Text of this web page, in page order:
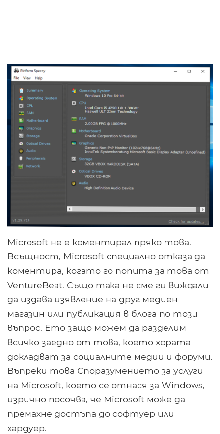
Microsoft не е коментирал пряко това.
Всъщност, Microsoft специално отказа да
коментира, когато го попита за това от
VentureBeat. Също така не сме ги виждали
да издава изявление на друг медиен
магазин или публикация в блога по този
въпрос. Ето защо можем да разделим
всичко заедно от това, което хората
докладват за социалните медии и форуми.
Въпреки това Споразумението за услуги
на Microsoft, което се отнася за Windows,
изрично посочва, че Microsoft може да
премахне достъпа до софтуер или
хардуер.